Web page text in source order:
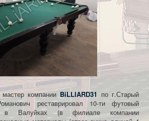
компании BiLLIARD31 по г.Старый
реставрировал 10-ти футовый
в Валуйках (в филиале компании